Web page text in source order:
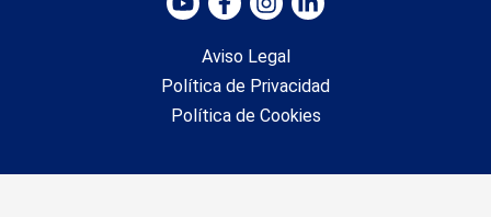
Aviso Legal
Política de Privacidad
Política de Cookies